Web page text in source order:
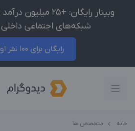
وبینار رایگان: +25
شبکه‌های اجتماعی
رایگان برای 100 نفر اول
خانه متخصص ها